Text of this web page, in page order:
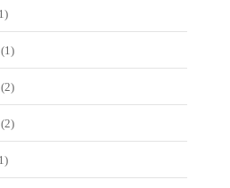
(1)
(2)
(2)